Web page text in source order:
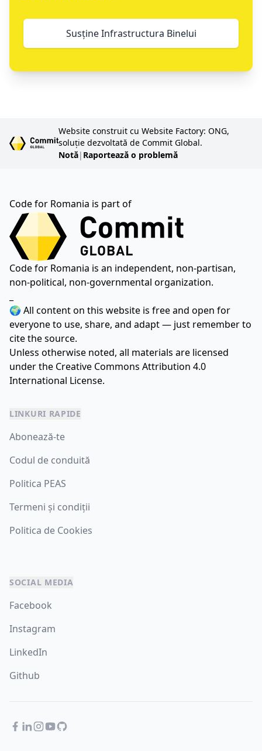
Susține Infrastructura Binelui
Website construit cu Website Factory: ONG,
soluție dezvoltată de Commit Global.
Notă| Raportează o problemă
Code for Romania is part of
Code for Romania is an independent, non-partisan,
non-political, non-governmental organization.
🌍 All content on this website is free and open for
everyone to use, share, and adapt — just remember to
cite the source.
Unless otherwise noted, all materials are licensed
under the Creative Commons Attribution 4.0
International License.
LINKURI RAPIDE
Abonează-te
Codul de conduită
Politica PEAS
Termeni și condiții
Politica de Cookies
SOCIAL MEDIA
Facebook
Instagram
LinkedIn
Github
Facebook
LinkedIn
Instagram
YouTube
GitHub